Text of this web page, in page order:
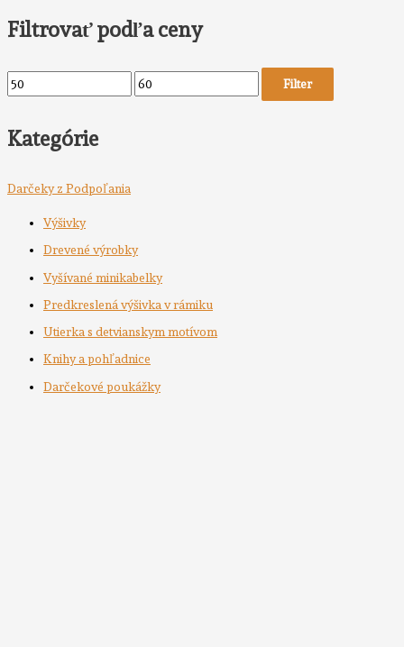
Filtrovať podľa ceny
Filter
Kategórie
Darčeky z Podpoľania
Výšivky
Drevené výrobky
Vyšívané minikabelky
Predkreslená výšivka v rámiku
Utierka s detvianskym motívom
Knihy a pohľadnice
Darčekové poukážky